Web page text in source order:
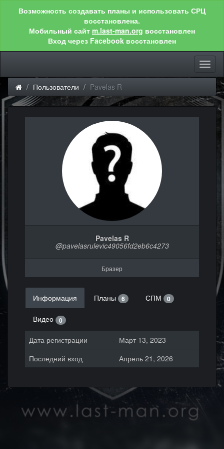
Возможность создавать планы и использовать СРЦ
восстановлена.
Мобильный сайт m.last-man.org восстановлен
Вход через Facebook восстановлен
Пользователи
Pavelas R
Pavelas R
@pavelasrulevic49056fd2eb6c4273
Бразер
Информация Планы 6 СПМ 0
Видео 0
Дата регистрации
Март 13, 2023
Последний вход
Апрель 21, 2026